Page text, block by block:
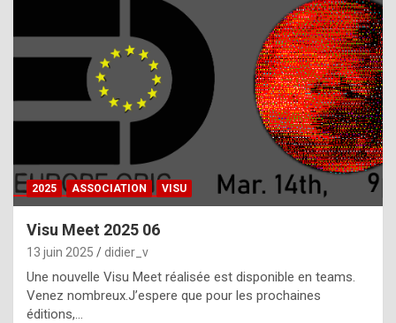
h
a
t
t
2025 ASSOCIATION VISU
Visu Meet 2025 06
13 juin 2025 didier_v
Une nouvelle Visu Meet réalisée est disponible en teams.
Venez nombreux.J’espere que pour les prochaines
éditions,…